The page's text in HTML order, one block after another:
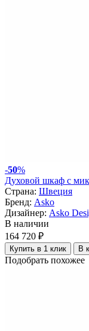
-50%
Духовой шкаф с
Страна: Швеция
Бренд: Asko
Дизайнер: Asko
В наличии
164 720 ₽
Купить в 1 клик В
Подобрать похожее